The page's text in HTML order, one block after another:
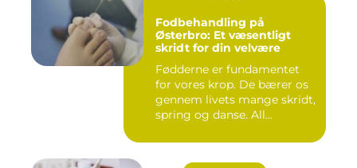
Fodbehandling på
Østerbro: Et væsentligt
skridt for din velvære
Fødderne er fundamentet
for vores krop. De bærer os
gennem livets mange skridt,
spring og danse. All...